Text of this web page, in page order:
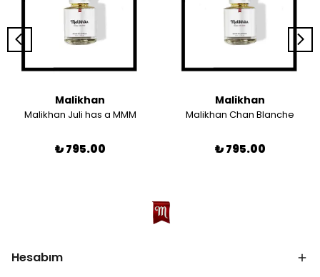
Malikhan
Malikhan Juli has a MMM
₺ 795.00
Malikhan
Malikhan Chan Blanche
₺ 795.00
Hesabım